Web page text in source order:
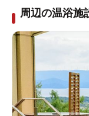
周辺の温浴施